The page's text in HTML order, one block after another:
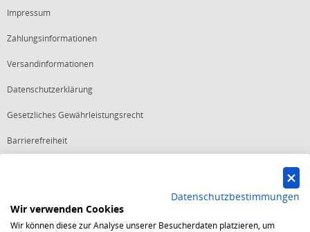
Impressum
Zahlungsinformationen
Versandinformationen
Datenschutzerklärung
Gesetzliches Gewährleistungsrecht
Barrierefreiheit
Starker Service
Shops mit dem Excellent Shop Award stehen seit mehr als 5,
Datenschutzbestimmungen
Wir verwenden Cookies
Wir können diese zur Analyse unserer Besucherdaten platzieren, um